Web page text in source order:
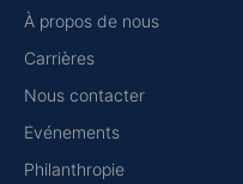
À propos de nous
Carrières
Nous contacter
Evénements
Philanthropie